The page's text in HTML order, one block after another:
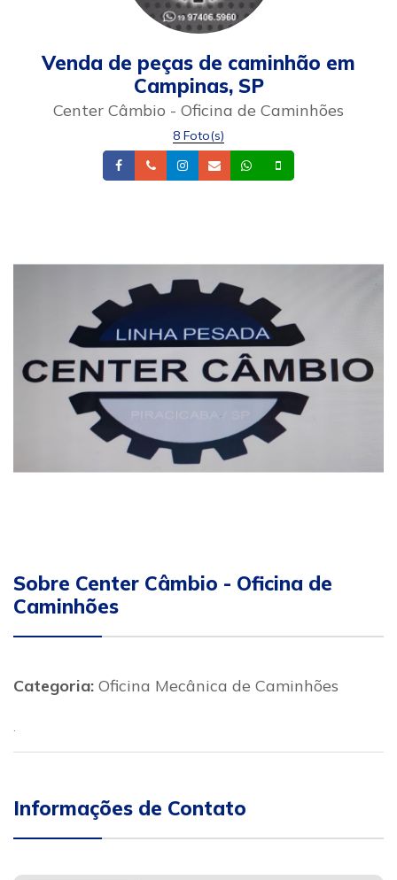
Venda de peças de caminhão em
Campinas, SP
Center Câmbio - Oficina de Caminhões
8 Foto(s)
FacebookTelefoneInstagram
Email Whatsapp
Sobre Center Câmbio - Oficina de
Caminhões
Categoria: Oficina Mecânica de Caminhões
.
Informações de Contato